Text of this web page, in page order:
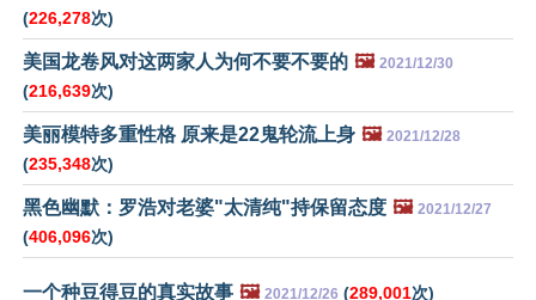
(226,278次)
美国龙卷风对这两家人为何不要不要的 🖼️ 2021/12/30
(216,639次)
美丽模特多重性格 原来是22鬼轮流上身 🖼️ 2021/12/28
(235,348次)
黑色幽默：罗浩对老婆"太清纯"持保留态度 🖼️ 2021/12/27
(406,096次)
一个种豆得豆的真实故事 🖼️ 2021/12/26 (289,001次)